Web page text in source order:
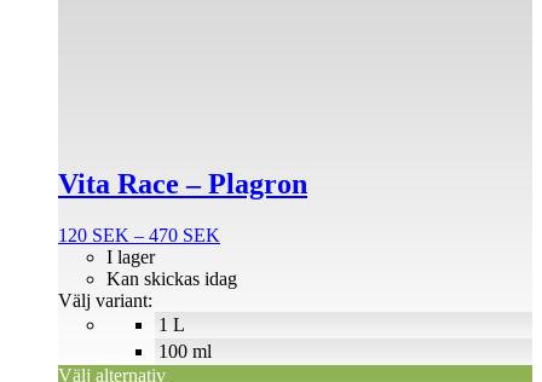
Vita Race – Plagron
120 SEK – 470 SEK
till
1 L
100 ml
I lager
Kan skickas idag
Välj variant:
Välj alternativ
kan
väljas
produktsidan